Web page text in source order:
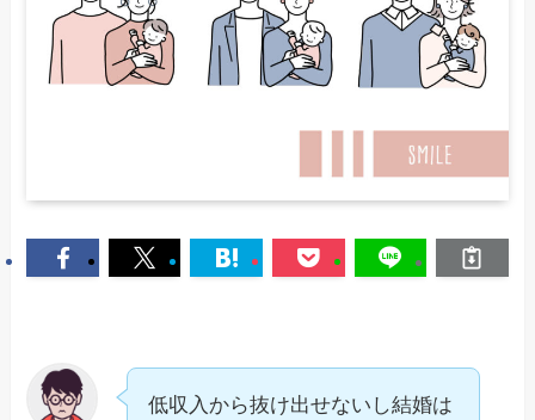
低収入から抜け出せないし結婚は